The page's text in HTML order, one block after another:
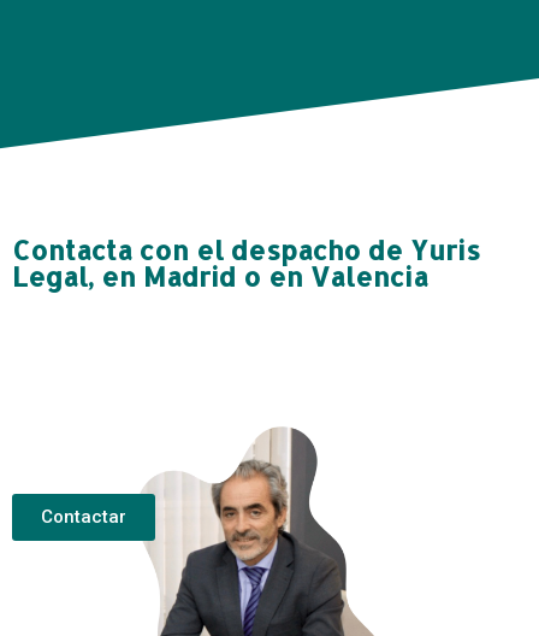
Contacta con el despacho de Yuris
Legal, en Madrid o en Valencia
Contactar